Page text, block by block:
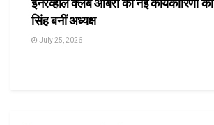
इनरव्हील क्लब ओबरा की नई कार्यकारिणी
सिंह बनीं अध्यक्ष
July 25, 2026